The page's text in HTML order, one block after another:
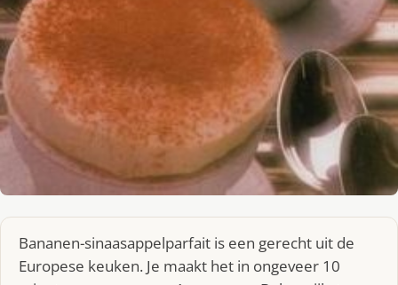
Bananen-sinaasappelparfait is een gerecht uit de
Europese keuken. Je maakt het in ongeveer 10